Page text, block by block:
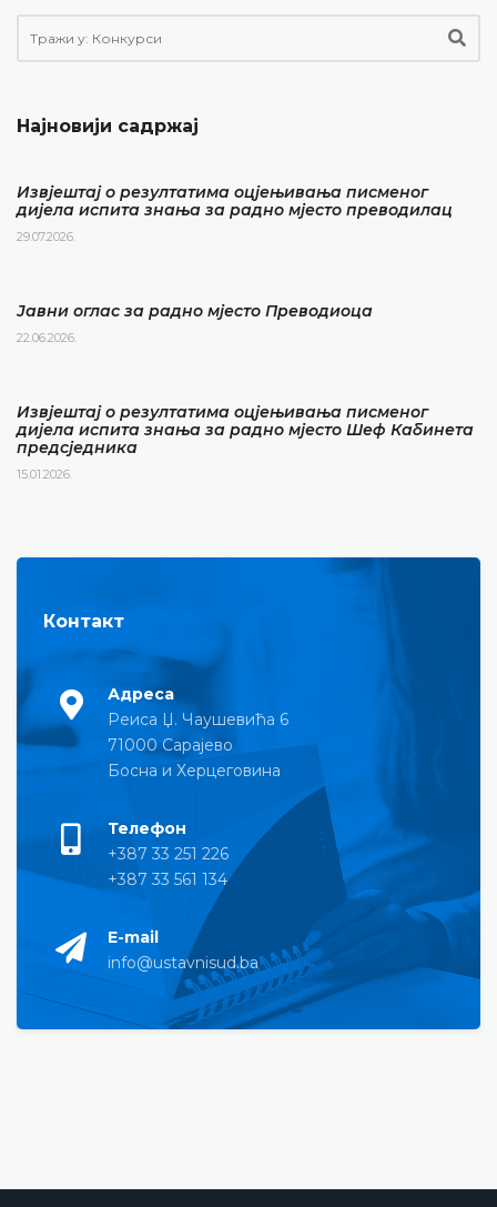
Најновији садржај
Извјештај о резултатима оцјењивања писменог
дијела испита знања за радно мјесто преводилац
29.07.2026.
Јавни оглас за радно мјесто Преводиоца
22.06.2026.
Извјештај о резултатима оцјењивања писменог
дијела испита знања за радно мјесто Шеф Кабинета
предсједника
15.01.2026.
Контакт
Адреса
Реиса Џ. Чаушевића 6
71000 Сарајево
Босна и Херцеговина
Телефон
+387 33 251 226
+387 33 561 134
E-mail
info@ustavnisud.ba